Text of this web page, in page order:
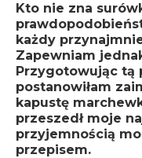
Kto nie zna
każdy
Zapewniam
Przygotowując tą
postanowiłam
kapustę
przeszedł moje
przyjemnością
przepisem.